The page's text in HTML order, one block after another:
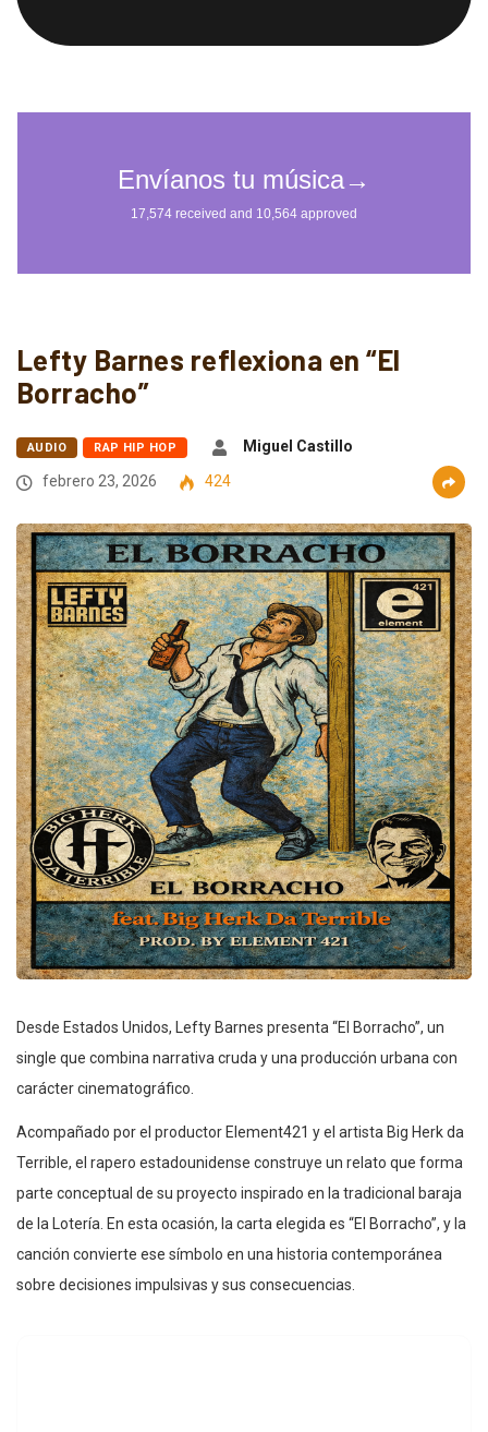
Lefty Barnes reflexiona en “El
Borracho”
AUDIO RAP HIP HOP
Miguel Castillo
febrero 23, 2026
424
Desde Estados Unidos, Lefty Barnes presenta “El Borracho”, un
single que combina narrativa cruda y una producción urbana con
carácter cinematográfico.
Acompañado por el productor Element421 y el artista Big Herk da
Terrible, el rapero estadounidense construye un relato que forma
parte conceptual de su proyecto inspirado en la tradicional baraja
de la Lotería. En esta ocasión, la carta elegida es “El Borracho”, y la
canción convierte ese símbolo en una historia contemporánea
sobre decisiones impulsivas y sus consecuencias.